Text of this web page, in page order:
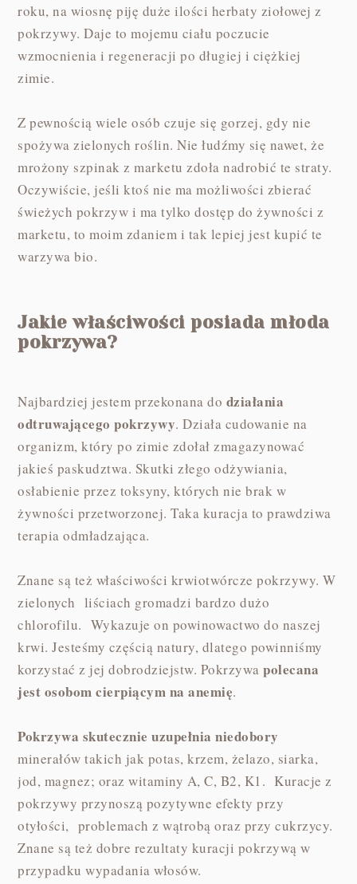
roku, na wiosnę piję duże ilości herbaty ziołowej z
pokrzywy. Daje to mojemu ciału poczucie
wzmocnienia i regeneracji po długiej i ciężkiej
zimie.
Z pewnością wiele osób czuje się gorzej, gdy nie
spożywa zielonych roślin. Nie łudźmy się nawet, że
mrożony szpinak z marketu zdoła nadrobić te straty.
Oczywiście, jeśli ktoś nie ma możliwości zbierać
świeżych pokrzyw i ma tylko dostęp do żywności z
marketu, to moim zdaniem i tak lepiej jest kupić te
warzywa bio.
Jakie właściwości posiada młoda
pokrzywa?
Najbardziej jestem przekonana do działania
odtruwającego pokrzywy. Działa cudowanie na
organizm, który po zimie zdołał zmagazynować
jakieś paskudztwa. Skutki złego odżywiania,
osłabienie przez toksyny, których nie brak w
żywności przetworzonej. Taka kuracja to prawdziwa
terapia odmładzająca.
Znane są też właściwości krwiotwórcze pokrzywy. W
zielonych liściach gromadzi bardzo dużo
chlorofilu. Wykazuje on powinowactwo do naszej
krwi. Jesteśmy częścią natury, dlatego powinniśmy
korzystać z jej dobrodziejstw. Pokrzywapolecana
jest osobom cierpiącym na anemię.
Pokrzywa skutecznie uzupełnia niedobory
minerałów takich jak potas, krzem, żelazo, siarka,
jod, magnez; oraz witaminy A, C, B2, K1. Kuracje z
pokrzywy przynoszą pozytywne efekty przy
otyłości, problemach z wątrobą oraz przy cukrzycy.
Znane są też dobre rezultaty kuracji pokrzywą w
przypadku wypadania włosów.